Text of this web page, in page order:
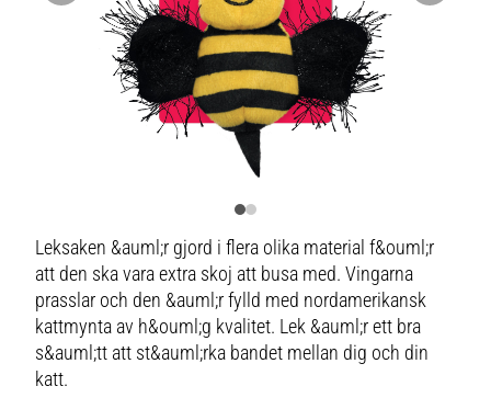
Leksaken &auml;r gjord i flera olika material f&ouml;r
att den ska vara extra skoj att busa med. Vingarna
prasslar och den &auml;r fylld med nordamerikansk
kattmynta av h&ouml;g kvalitet. Lek &auml;r ett bra
s&auml;tt att st&auml;rka bandet mellan dig och din
katt.